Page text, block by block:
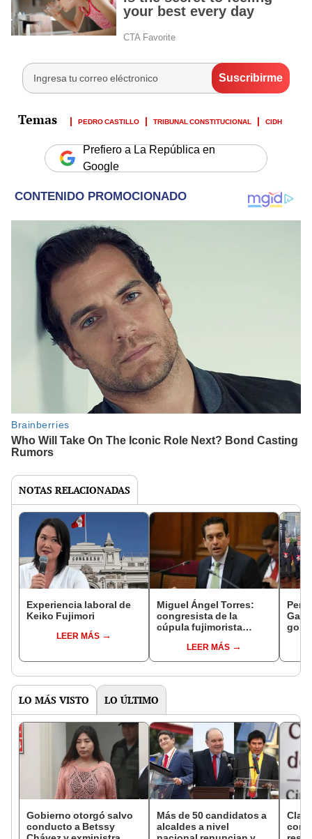
PEDRO CASTILLO TRIBUNAL CONSTITUCIONAL CIDH
Prefiero a La República en
Google
NOTAS RELACIONADAS
Experiencia laboral de
Keiko Fujimori
LEER MÁS
Miguel Ángel Torres:
congresista de la
cúpula fujimorista
del SenadoLEER MÁS
LO MÁS VISTO LO ÚLTIMO
Gobierno otorgó salvo
conducto a Betssy
Más de 50 candidatos a
alcaldes a nivel